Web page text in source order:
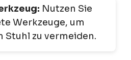
Nutzen Sie
Werkzeuge, um
Stuhl zu vermeiden.